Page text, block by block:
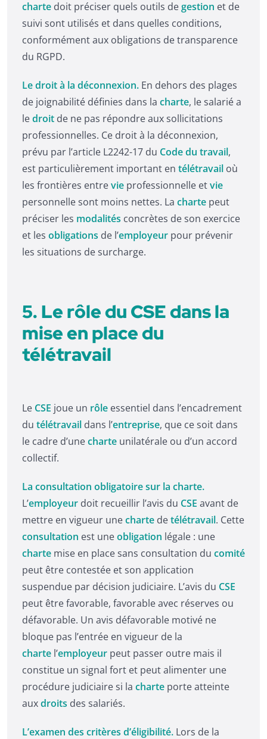
charte doit préciser quels outils degestion et de
suivi sont utilisés et dans quelles conditions,
conformément aux obligations de transparence
du RGPD.
Le droit à la déconnexion. En dehors des plages
de joignabilité définies dans la charte, le salarié a
ledroit de ne pas répondre aux sollicitations
professionnelles. Ce droit à la déconnexion,
prévu par l’article L2242-17 du Code du travail,
est particulièrement important en télétravail où
les frontières entrevie professionnelle etvie
personnelle sont moins nettes. La charte peut
préciser les modalités concrètes de son exercice
et les obligations de l’employeur pour prévenir
les situations de surcharge.
5. Le rôle du CSE dans la
mise en place du
télétravail
Le CSE joue un rôle essentiel dans l’encadrement
du télétravail dans l’entreprise, que ce soit dans
le cadre d’unecharte unilatérale ou d’un accord
collectif.
La consultation obligatoire sur la charte.
L’employeur doit recueillir l’avis du CSE avant de
mettre en vigueur unecharte detélétravail. Cette
consultation est uneobligation légale : une
charte mise en place sans consultation du comité
peut être contestée et son application
suspendue par décision judiciaire. L’avis du CSE
peut être favorable, favorable avec réserves ou
défavorable. Un avis défavorable motivé ne
bloque pas l’entrée en vigueur de la
charte l’employeur peut passer outre mais il
constitue un signal fort et peut alimenter une
procédure judiciaire si la charte porte atteinte
auxdroits des salariés.
L’examen des critères d’éligibilité. Lors de la